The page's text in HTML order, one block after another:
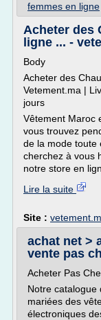
femmes en ligne
Acheter des
ligne ... -
Body
Acheter des
Vetement.ma |
jours
Vêtement Maroc
vous trouvez
de la mode toute
cherchez à vous
notre store en
Lire la suite
Site :
achat net >
vente pas
Acheter Pas
Notre catalogue
mariées des
électroniques